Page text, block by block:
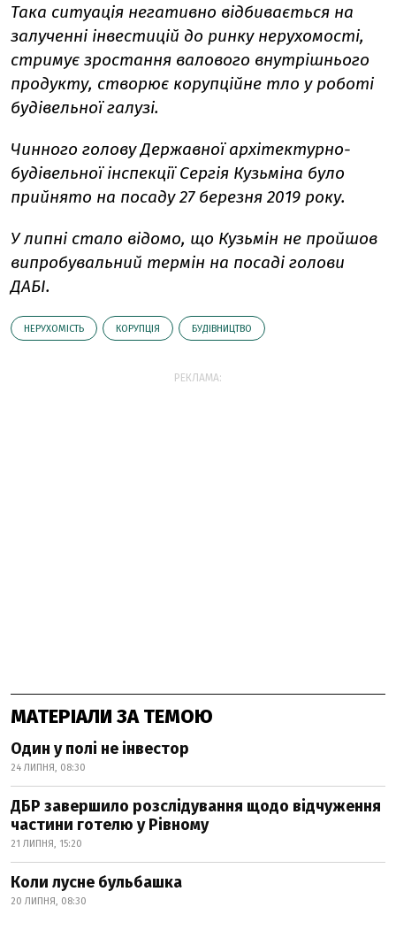
Така ситуація негативно відбивається на
залученні інвестицій до ринку нерухомості,
стримує зростання валового внутрішнього
продукту, створює корупційне тло у роботі
будівельної галузі.
Чинного голову Державної архітектурно-
будівельної інспекції Сергія Кузьміна було
прийнято на посаду 27 березня 2019 року.
У липні стало відомо, що Кузьмін не пройшов
випробувальний термін на посаді голови
ДАБІ.
НЕРУХОМІСТЬ КОРУПЦІЯ БУДІВНИЦТВО
РЕКЛАМА:
МАТЕРІАЛИ ЗА ТЕМОЮ
Один у полі не інвестор
24 ЛИПНЯ, 08:30
ДБР завершило розслідування щодо відчуження
частини готелю у Рівному
21 ЛИПНЯ, 15:20
Коли лусне бульбашка
20 ЛИПНЯ, 08:30